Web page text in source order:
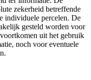
zekerheid betreffende
individuele percelen. De
gesteld worden voor
uit het gebruik
noch voor eventuele